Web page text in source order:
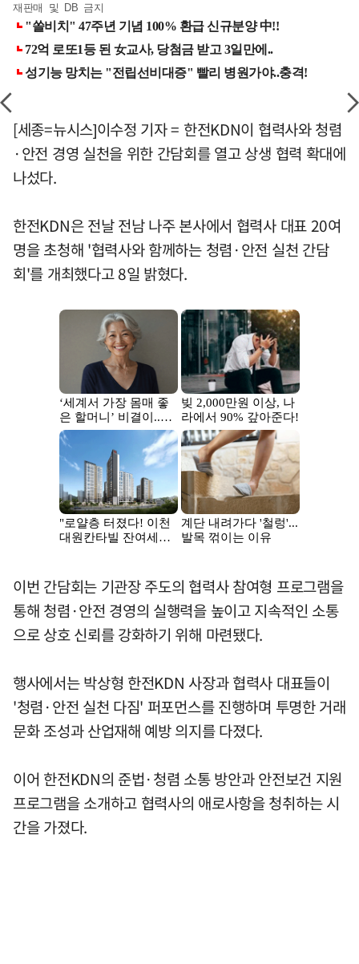
재판매 및 DB 금지
[세종=뉴시스]이수정 기자 = 한전KDN이 협력사와 청렴
·안전 경영 실천을 위한 간담회를 열고 상생 협력 확대에
나섰다.
한전KDN은 전날 전남 나주 본사에서 협력사 대표 20여
명을 초청해 '협력사와 함께하는 청렴·안전 실천 간담
회'를 개최했다고 8일 밝혔다.
이번 간담회는 기관장 주도의 협력사 참여형 프로그램을
통해 청렴·안전 경영의 실행력을 높이고 지속적인 소통
으로 상호 신뢰를 강화하기 위해 마련됐다.
행사에서는 박상형 한전KDN 사장과 협력사 대표들이
'청렴·안전 실천 다짐' 퍼포먼스를 진행하며 투명한 거래
문화 조성과 산업재해 예방 의지를 다졌다.
이어 한전KDN의 준법·청렴 소통 방안과 안전보건 지원
프로그램을 소개하고 협력사의 애로사항을 청취하는 시
간을 가졌다.